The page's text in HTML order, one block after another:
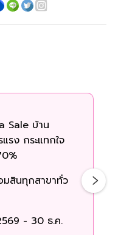
Sale บ้าน
รง กระแทกใจ
มสินทุกสาขาทั่ว
- 30 ธ.ค.